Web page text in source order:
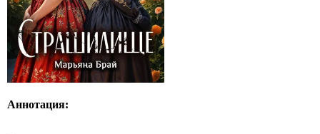
Аннотация: